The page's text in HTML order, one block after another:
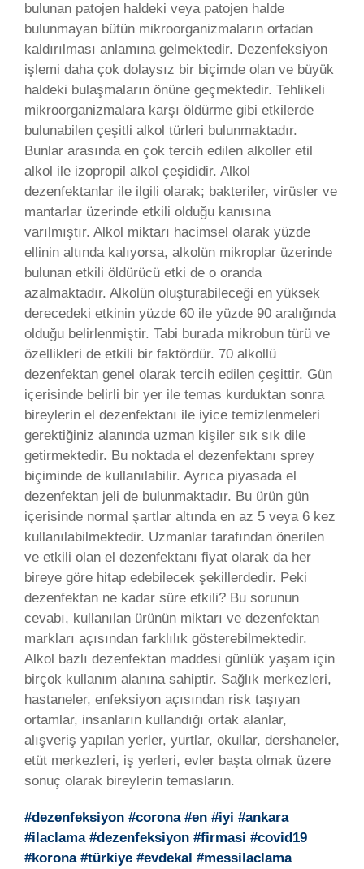
bulunan patojen haldeki veya patojen halde
bulunmayan bütün mikroorganizmaların ortadan
kaldırılması anlamına gelmektedir. Dezenfeksiyon
işlemi daha çok dolaysız bir biçimde olan ve büyük
haldeki bulaşmaların önüne geçmektedir. Tehlikeli
mikroorganizmalara karşı öldürme gibi etkilerde
bulunabilen çeşitli alkol türleri bulunmaktadır.
Bunlar arasında en çok tercih edilen alkoller etil
alkol ile izopropil alkol çeşididir. Alkol
dezenfektanlar ile ilgili olarak; bakteriler, virüsler ve
mantarlar üzerinde etkili olduğu kanısına
varılmıştır. Alkol miktarı hacimsel olarak yüzde
ellinin altında kalıyorsa, alkolün mikroplar üzerinde
bulunan etkili öldürücü etki de o oranda
azalmaktadır. Alkolün oluşturabileceği en yüksek
derecedeki etkinin yüzde 60 ile yüzde 90 aralığında
olduğu belirlenmiştir. Tabi burada mikrobun türü ve
özellikleri de etkili bir faktördür. 70 alkollü
dezenfektan genel olarak tercih edilen çeşittir. Gün
içerisinde belirli bir yer ile temas kurduktan sonra
bireylerin el dezenfektanı ile iyice temizlenmeleri
gerektiğiniz alanında uzman kişiler sık sık dile
getirmektedir. Bu noktada el dezenfektanı sprey
biçiminde de kullanılabilir. Ayrıca piyasada el
dezenfektan jeli de bulunmaktadır. Bu ürün gün
içerisinde normal şartlar altında en az 5 veya 6 kez
kullanılabilmektedir. Uzmanlar tarafından önerilen
ve etkili olan el dezenfektanı fiyat olarak da her
bireye göre hitap edebilecek şekillerdedir. Peki
dezenfektan ne kadar süre etkili? Bu sorunun
cevabı, kullanılan ürünün miktarı ve dezenfektan
markları açısından farklılık gösterebilmektedir.
Alkol bazlı dezenfektan maddesi günlük yaşam için
birçok kullanım alanına sahiptir. Sağlık merkezleri,
hastaneler, enfeksiyon açısından risk taşıyan
ortamlar, insanların kullandığı ortak alanlar,
alışveriş yapılan yerler, yurtlar, okullar, dershaneler,
etüt merkezleri, iş yerleri, evler başta olmak üzere
sonuç olarak bireylerin temasların.
#dezenfeksiyon #corona #en #iyi #ankara
#ilaclama #dezenfeksiyon #firmasi #covid19
#korona #türkiye #evdekal #messilaclama